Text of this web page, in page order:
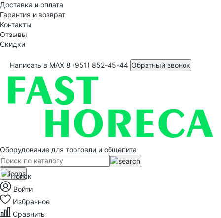
Доставка и оплата
Гарантия и возврат
Контакты
Отзывы
Скидки
Написать в MAX 8 (951) 852-45-44 Обратный звонок
Оборудование для торговли и общепита
Поиск
Войти
Избранное
Сравнить